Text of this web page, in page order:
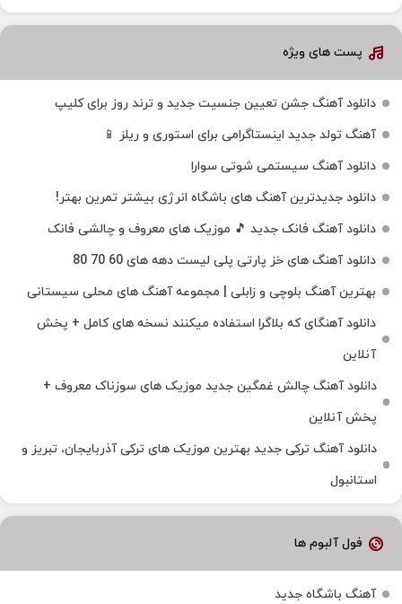
پست های ویژه
دانلود آهنگ جشن تعیین جنسیت جدید و ترند روز برای کلیپ
آهنگ تولد جدید اینستاگرامی برای استوری و ریلز 📱
دانلود آهنگ سیستمی شوتی سوارا
دانلود جدیدترین آهنگ‌ های باشگاه انرژی بیشتر تمرین بهتر!
دانلود آهنگ فانک جدید 🎵 موزیک‌ های معروف و چالشی فانک
دانلود آهنگ های خز پارتی پلی لیست دهه های 60 70 80
بهترین آهنگ بلوچی و زابلی | مجموعه آهنگ‌ های محلی سیستانی
دانلود آهنگای که بلاگرا استفاده میکنند نسخه های کامل + پخش
آنلاین
دانلود آهنگ چالش غمگین جدید موزیک های سوزناک معروف +
پخش آنلاین
دانلود آهنگ ترکی جدید بهترین موزیک‌ های ترکی آذربایجان، تبریز و
استانبول
فول آلبوم ها
آهنگ باشگاه جدید